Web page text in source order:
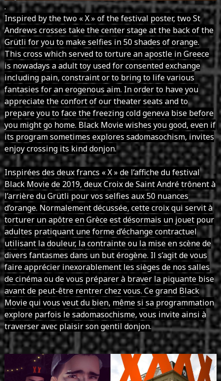
.
Inspired by the two « X » of the festival poster, two St
Andrews crosses take the center stage at the back of the
Grütli for you to make selfies in 50 shades of orange.
This cross which served to torture an apostle in Greece
is nowadays a adult toy used for consented exchange
including pain, constraint or to bring to life various
fantasies for an erogenous aim. In order to have you
appreciate the confort of our theater seats and to
prepare you to face the freezing cold geneva bise before
you might go home. Black Movie wishes you good, even if
its program sometimes explores sadomasochism, invites
enjoy crossing its kind donjon.
Inspirées des deux francs « X » de l’affiche du festival
Black Movie de 2019, deux Croix de Saint André trônent à
l’arrière du Grütli pour vos selfies aux 50 nuances
d’orange. Normalement décussée, cette croix qui servit à
torturer un apôtre en Grèce est désormais un jouet pour
adultes pratiquant une forme d’échange contractuel
utilisant la douleur, la contrainte ou la mise en scène de
divers fantasmes dans un but érogène. Il s’agit de vous
faire apprécier inexorablement les sièges de nos salles
de cinéma ou de vous préparer à braver la piquante bise
avant de peut-être rentrer chez vous. Ce grand Black
Movie qui vous veut du bien, même si sa programmation
explore parfois le sadomasochisme, vous invite ainsi à
traverser avec plaisir son gentil donjon.